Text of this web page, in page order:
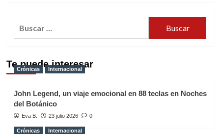
Te puede interesar
Crónicas Internacional
John Legend, un viaje emocional en 88 teclas en Noches
del Botánico
Eva B. 23 julio 2026 0
Crónicas Internacional